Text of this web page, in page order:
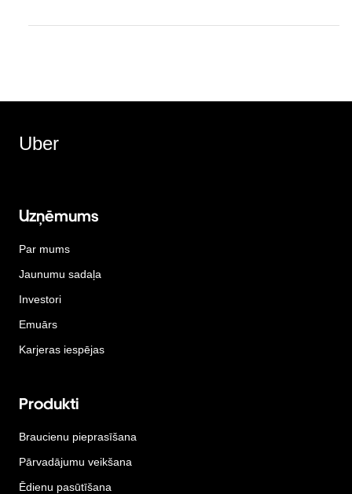
Uber
Uzņēmums
Par mums
Jaunumu sadaļa
Investori
Emuārs
Karjeras iespējas
Produkti
Braucienu pieprasīšana
Pārvadājumu veikšana
Ēdienu pasūtīšana